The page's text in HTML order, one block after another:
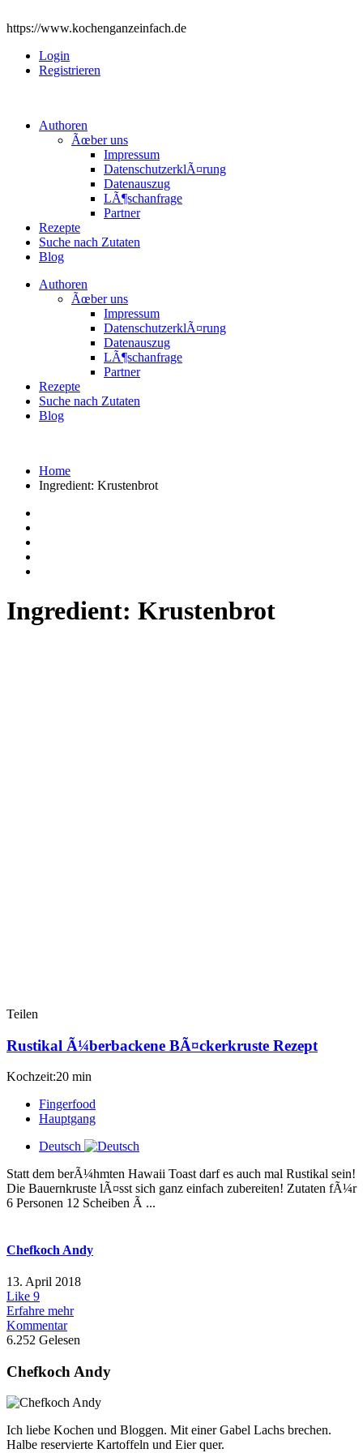
https://www.kochenganzeinfach.de
Login
Registrieren
Authoren
Ãœber uns
Impressum
DatenschutzerklÃ¤rung
Datenauszug
LÃ¶schanfrage
Partner
Rezepte
Suche nach Zutaten
Blog
Authoren
Ãœber uns
Impressum
DatenschutzerklÃ¤rung
Datenauszug
LÃ¶schanfrage
Partner
Rezepte
Suche nach Zutaten
Blog
Home
Ingredient: Krustenbrot
Ingredient: Krustenbrot
Teilen
Rustikal Ã¼berbackene BÃ¤ckerkruste Rezept
Kochzeit:20 min
Fingerfood
Hauptgang
Deutsch
Statt dem berÃ¼hmten Hawaii Toast darf es auch mal Rustikal sein!
Die Bauernkruste lÃ¤sst sich ganz einfach zubereiten! Zutaten fÃ¼r
6 Personen 12 Scheiben Ã ...
Chefkoch Andy
13. April 2018
Like 9
Erfahre mehr
Kommentar
6.252 Gelesen
Chefkoch Andy
Ich liebe Kochen und Bloggen. Mit einer Gabel Lachs brechen.
Halbe reservierte Kartoffeln und Eier quer.